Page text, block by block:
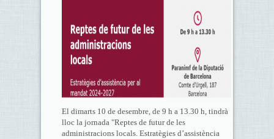
El dimarts 10 de desembre, de 9 h a 13.30 h, tindrà
lloc la jornada "Reptes de futur de les
administracions locals. Estratègies d’assistència